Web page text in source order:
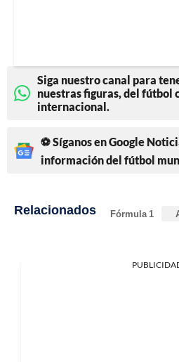
Siga nuestro canal para
nuestras figuras, del fútbol
internacional.
⚽ Síganos en Google
información del fútbol
Relacionados Fórmula 1